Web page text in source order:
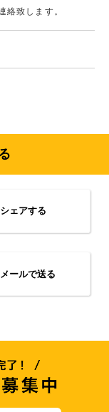
絡致します。
シェアする
メールで送る